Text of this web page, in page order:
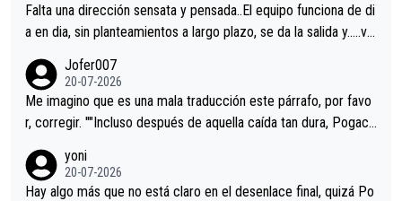
Falta una dirección sensata y pensada..El equipo funciona de di
a en dia, sin planteamientos a largo plazo, se da la salida y…..ve
Minguez, Velez etc etc.Me da pena vivir estos momentos tan
tristes sin victorias.
Jofer007
20-07-2026
Me imagino que es una mala traducción este párrafo, por favo
r, corregir. ""Incluso después de aquella caída tan dura, Pogaca
permaneció pegado a su rueda. Parecía increíble la forma en l
a que era capaz de controlar el miedo", recordó."
yoni
20-07-2026
Hay algo más que no está claro en el desenlace final, quizá Po